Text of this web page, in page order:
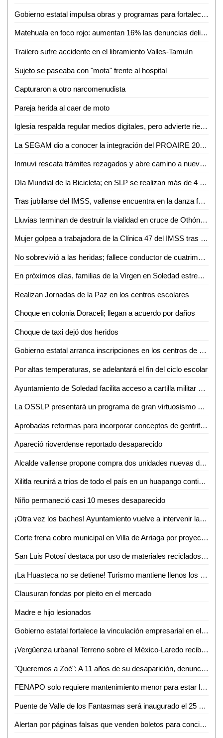
Gobierno estatal impulsa obras y programas para fortalecer el acceso al agua
Matehuala en foco rojo: aumentan 16% las denuncias delictivas en un año
Trailero sufre accidente en el libramiento Valles-Tamuín
Sujeto se paseaba con "mota" frente al hospital
Capturaron a otro narcomenudista
Pareja herida al caer de moto
Iglesia respalda regular medios digitales, pero advierte riesgo de caer en el autoritarismo
La SEGAM dio a conocer la integración del PROAIRE 2026-2036 para fortalecer la calidad del aire en la zona metropolitana
Inmuvi rescata trámites rezagados y abre camino a nuevas escrituraciones en Ciudad Valles
Día Mundial de la Bicicleta; en SLP se realizan más de 4 mil 500 viajes diarios
Tras jubilarse del IMSS, vallense encuentra en la danza folclórica una nueva forma de vida
Lluvias terminan de destruir la vialidad en cruce de Othón y Vicente C. Salazar
Mujer golpea a trabajadora de la Clínica 47 del IMSS tras discusión por consulta médica
No sobrevivió a las heridas; fallece conductor de cuatrimoto accidentado en Aquismón
En próximos días, familias de la Virgen en Soledad estrenarán consultorio, purificadora y parque urbano
Realizan Jornadas de la Paz en los centros escolares
Choque en colonia Doraceli; llegan a acuerdo por daños
Choque de taxi dejó dos heridos
Gobierno estatal arranca inscripciones en los centros de desarrollo infantil
Por altas temperaturas, se adelantará el fin del ciclo escolar
Ayuntamiento de Soledad facilita acceso a cartilla militar con jornadas en planteles educativos
La OSSLP presentará un programa de gran virtuosismo y tradición musical en el teatro de la paz
Aprobadas reformas para incorporar conceptos de gentrificación y vivienda asequible
Apareció rioverdense reportado desaparecido
Alcalde vallense propone compra dos unidades nuevas de recolección de basura
Xilitla reunirá a tríos de todo el país en un huapango continuo para lograr un Récord Guinness
Niño permaneció casi 10 meses desaparecido
¡Otra vez los baches! Ayuntamiento vuelve a intervenir la avenida Ejército Mexicano
Corte frena cobro municipal en Villa de Arriaga por proyectos federales
San Luis Potosí destaca por uso de materiales reciclados en procesos productivos: INEGI
¡La Huasteca no se detiene! Turismo mantiene llenos los parajes y alista otro verano inolvidable
Clausuran fondas por pleito en el mercado
Madre e hijo lesionados
Gobierno estatal fortalece la vinculación empresarial en el bajío
¡Vergüenza urbana! Terreno sobre el México-Laredo recibe basura a plena vista de todos
"Queremos a Zoé": A 11 años de su desaparición, denuncian omisiones y olvido en el caso
FENAPO solo requiere mantenimiento menor para estar lista en agosto: Seduvop
Puente de Valle de los Fantasmas será inaugurado el 25 de julio previo a la FENAPO 2026
Alertan por páginas falsas que venden boletos para conciertos de la FENAPO